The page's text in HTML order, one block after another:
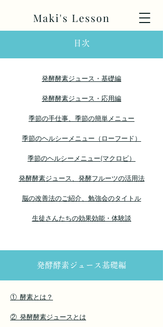
Maki's Lesson
目次
発酵酵素ジュース・基礎編
発酵酵素ジュース・応用編
季節の手仕事、季節の簡単メニュー
季節のヘルシーメニュー（ローフード）
季節のヘルシーメニュー(マクロビ）
発酵酵素ジュース、発酵フルーツの活用法
脳の改善法のご紹介、勉強会のタイトル
生徒さんたちの効果効能・体験談
​発酵酵素ジュース基礎編
① 酵素とは？
② 発酵酵素ジュースとは